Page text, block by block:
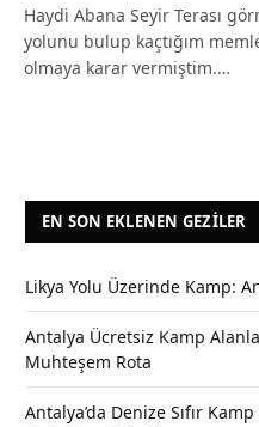
Haydi Abana Seyir Terası
yolunu bulup kaçtığım
olmaya karar vermiştim.…
EN SON EKLENEN GEZILER
Likya Yolu Üzerinde Kamp:
Antalya Ücretsiz Kamp
Muhteşem Rota
Antalya’da Denize Sıfır